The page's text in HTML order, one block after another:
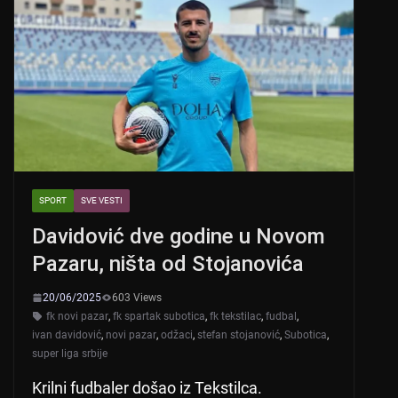
SPORT SVE VESTI
Davidović dve godine u Novom
Pazaru, ništa od Stojanovića
20/06/2025
603 Views
fk novi pazar, fk spartak subotica, fk tekstilac, fudbal,
ivan davidović, novi pazar, odžaci, stefan stojanović, Subotica,
super liga srbije
Krilni fudbaler došao iz Tekstilca.